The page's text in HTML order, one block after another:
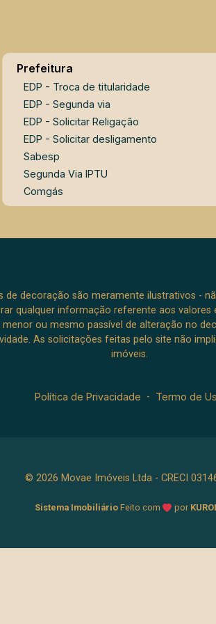
veículos, garantindo mais segurança e
comodidade. Um imóvel completo, que
combina conforto, espaços bem
planejados e uma área de lazer ideal
para quem deseja viver bons
momentos com a família e os amigos.
Destaques do imóvel: 170 m² de área
construída; Terreno com 220 m²; 2
dormitórios, sendo 1 suíte; Sala de
imóvel tem a oferecer!
Prefeitura
EDP - Troca de titularidade
EDP - Segunda via
EDP - Solicitar Religação
EDP - Solicitar desligamento
Sabesp
Segunda Via IPTU
Comgás
de decoração são meramente ilustrativos -
qualquer informação referente aos
ou mesmo passível de alteração no
As solicitações feitas pelo site não
imóveis.
Política de Privacidade - Termo de
© 2026 Movae Imóveis Ltda - CRECI
Sistema Imobiliário Feito com por